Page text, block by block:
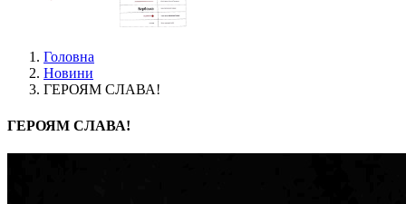
Головна
Новини
ГЕРОЯМ СЛАВА!
ГЕРОЯМ СЛАВА!